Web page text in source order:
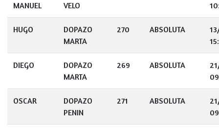
MANUEL
VELO
HUGO
DOPAZO
MARTA
270 ABSOLUTA
DIEGO
DOPAZO
MARTA
269 ABSOLUTA
OSCAR
DOPAZO
PENIN
271 ABSOLUTA